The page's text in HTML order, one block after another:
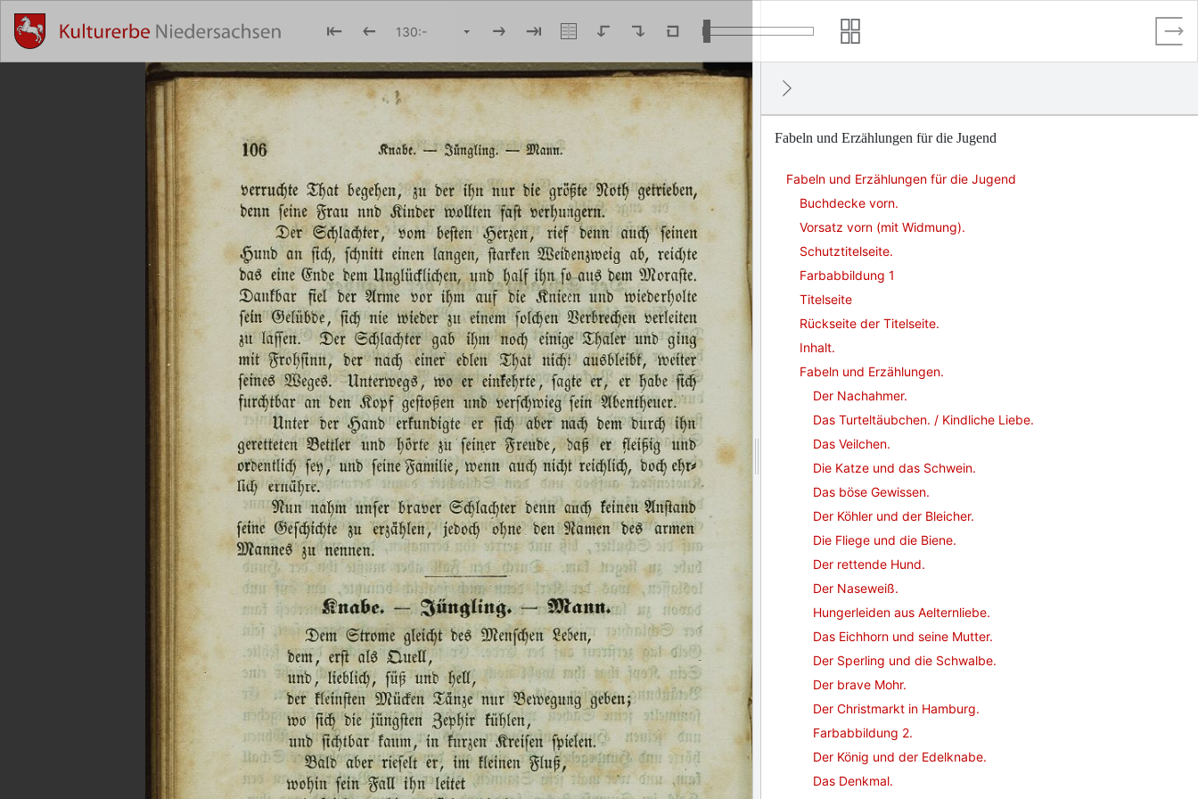
Fabeln und Erzählungen für die Jugend
Fabeln und Erzählungen für die Jugend
Buchdecke vorn.
Vorsatz vorn (mit Widmung).
Schutztitelseite.
Farbabbildung 1
Titelseite
Rückseite der Titelseite.
Inhalt.
Fabeln und Erzählungen.
Der Nachahmer.
Das Turteltäubchen. / Kindliche Liebe.
Das Veilchen.
Die Katze und das Schwein.
Das böse Gewissen.
Der Köhler und der Bleicher.
Die Fliege und die Biene.
Der rettende Hund.
Der Naseweiß.
Hungerleiden aus Aelternliebe.
Das Eichhorn und seine Mutter.
Der Sperling und die Schwalbe.
Der brave Mohr.
Der Christmarkt in Hamburg.
Farbabbildung 2.
Der König und der Edelknabe.
Das Denkmal.